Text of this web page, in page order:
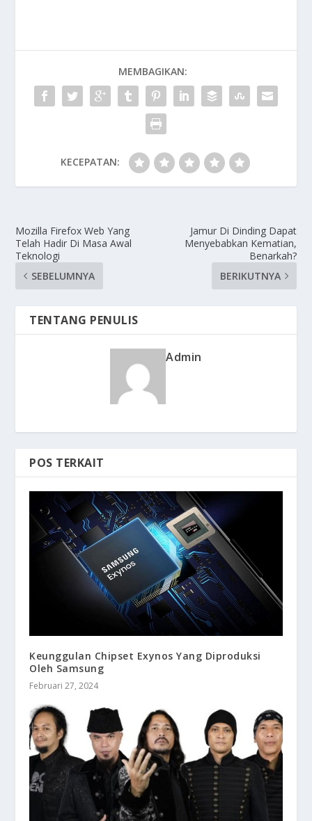
MEMBAGIKAN:
KECEPATAN:
Mozilla Firefox Web Yang
Telah Hadir Di Masa Awal
Teknologi
SEBELUMNYA
Jamur Di Dinding Dapat
Menyebabkan Kematian,
Benarkah?
BERIKUTNYA
TENTANG PENULIS
Admin
POS TERKAIT
Keunggulan Chipset Exynos Yang Diproduksi
Oleh Samsung
Februari 27, 2024